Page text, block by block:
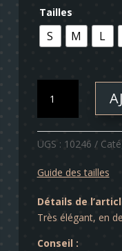
Tailles
S M L
Body
-
Guilia
UGS : 10246
Guide des tailles
Détails de
Très élégant, en
Conseil :